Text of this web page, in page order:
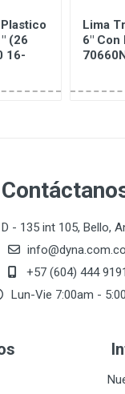
(26
16-
Lima
6" Con
- 135 int 105, Bello,
info@dyna.com.co
+57 (604) 444 9191
Lun-Vie 7:00am -